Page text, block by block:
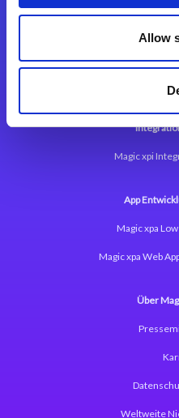
Allow
Magic xpi
App
Magic xpa
Magic xpa Web
Über
Weltweite